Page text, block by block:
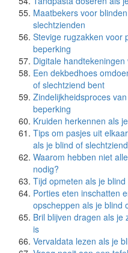
Maatbekers voor
slechtzienden
Stevige rugzakken voor
beperking
Digitale
Een dekbedhoes
of slechtziend bent
Zindelijkheidsproces
beperking
Kruiden herkennen als
Tips om pasjes uit
als je blind of
Waarom hebben niet
nodig?
Tijd opmeten als je
Porties eten inschatten
opscheppen als je blind
Bril blijven dragen als je
is
Vervaldata lezen als je